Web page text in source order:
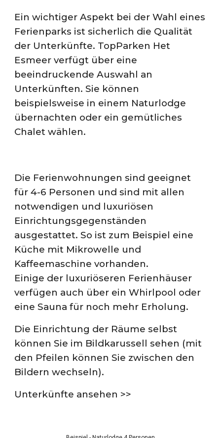
Ein wichtiger Aspekt bei der Wahl eines
Ferienparks ist sicherlich die Qualität
der Unterkünfte. TopParken Het
Esmeer verfügt über eine
beeindruckende Auswahl an
Unterkünften. Sie können
beispielsweise in einem Naturlodge
übernachten oder ein gemütliches
Chalet wählen.
Die Ferienwohnungen sind geeignet
für 4-6 Personen und sind mit allen
notwendigen und luxuriösen
Einrichtungsgegenständen
ausgestattet. So ist zum Beispiel eine
Küche mit Mikrowelle und
Kaffeemaschine vorhanden.
Einige der luxuriöseren Ferienhäuser
verfügen auch über ein Whirlpool oder
eine Sauna für noch mehr Erholung.
Die Einrichtung der Räume selbst
können Sie im Bildkarussell sehen (mit
den Pfeilen können Sie zwischen den
Bildern wechseln).
Unterkünfte ansehen >>